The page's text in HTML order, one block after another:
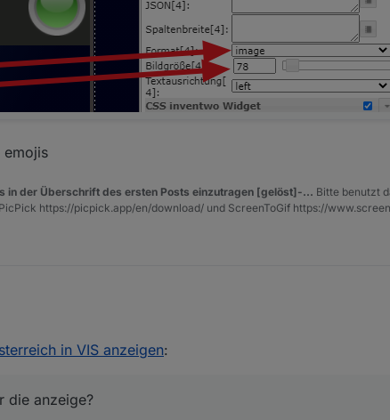
emojis
in der Überschrift des ersten Posts einzutragen [gelöst]-... Bitte benutzt
PicPick https://picpick.app/en/download/ und ScreenToGif https://
für die anzeige?
in VIS anzeigen:
die anzeige?